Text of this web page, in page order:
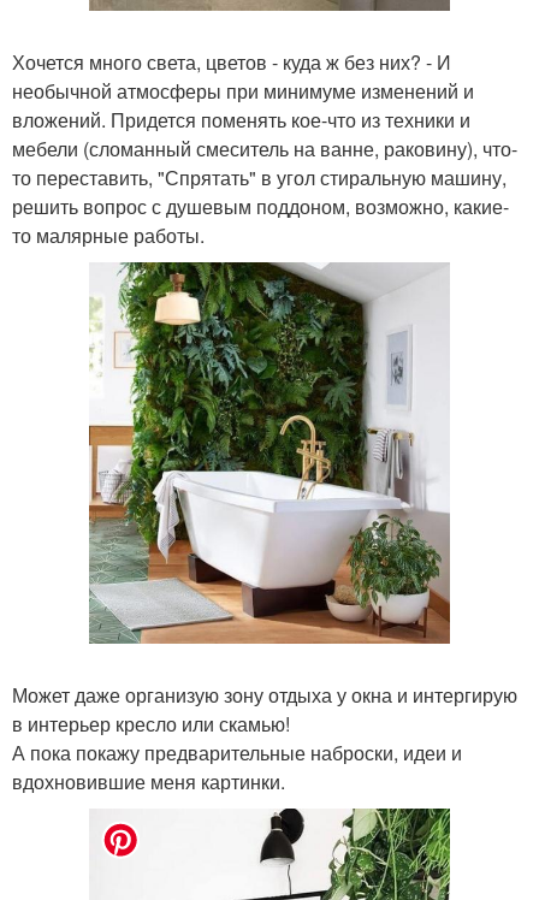
Хочется много света, цветов - куда ж без них? - И
необычной атмосферы при минимуме изменений и
вложений. Придется поменять кое-что из техники и
мебели (сломанный смеситель на ванне, раковину), что-
то переставить, "Спрятать" в угол стиральную машину,
решить вопрос с душевым поддоном, возможно, какие-
то малярные работы.
Может даже организую зону отдыха у окна и интергирую
в интерьер кресло или скамью!
А пока покажу предварительные наброски, идеи и
вдохновившие меня картинки.